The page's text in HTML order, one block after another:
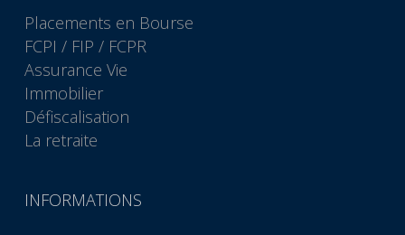
Placements en Bourse
FCPI / FIP / FCPR
Assurance Vie
Immobilier
Défiscalisation
La retraite
INFORMATIONS